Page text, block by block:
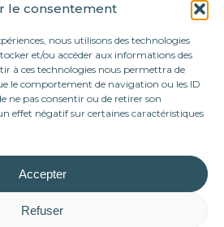
le consentement
nous utilisons des technologies
et/ou accéder aux informations des
à ces technologies nous permettra de
le comportement de navigation ou les ID
ne pas consentir ou de retirer son
effet négatif sur certaines caractéristiques
Accepter
Refuser